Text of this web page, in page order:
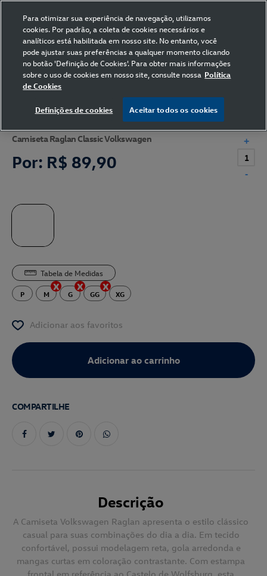
Home Volkswagen Vestuário Camiseta
Camiseta Raglan Classic Volkswagen
Por: R$ 89,90
Tabela de Medidas
P M G GG XG
-
+
Adicionar aos favoritos
COMPARTILHE
Descrição
A Camiseta Volkswagen Raglan apresenta o estilo clássico
casual para suas combinações do dia a dia. Em tecido
confortável, possui modelagem reta, gola arredonda e
mangas curtas em coloração contrastante. Com estampa
Para otimizar sua experiência de navegação, utilizamos
cookies. Por padrão, a coleta de cookies necessários e
analíticos está habilitada em nosso site. No entanto, você
pode ajustar suas preferências a qualquer momento clicando
no botão 'Definição de Cookies'. Para obter mais informações
sobre o uso de cookies em nosso site, consulte nossa Política
de Cookies
Definições de cookies Aceitar todos os cookies